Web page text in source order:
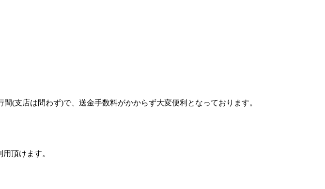
(支店は問わず)で、送金手数料がかからず大変便利となっております。
頂けます。